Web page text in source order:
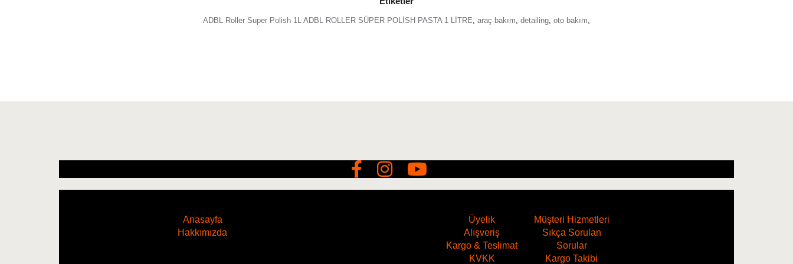
Hoş koku.
ADBL Roller Super Polish 1L ADBL ROLLER SÜPER POLİSH PASTA 1 LİTRE araç bakım detailing oto bakım
Anasayfa
Hakkımızda
Üyelik
Alışveriş
Kargo & Teslimat
KVKK
Müşteri Hizmetleri
Sıkça Sorulan
Sorular
Kargo Takibi